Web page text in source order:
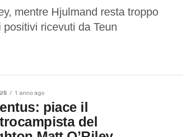
mentre Hjulmand resta troppo
ricevuti da Teun
1 anno ago
piace il
del